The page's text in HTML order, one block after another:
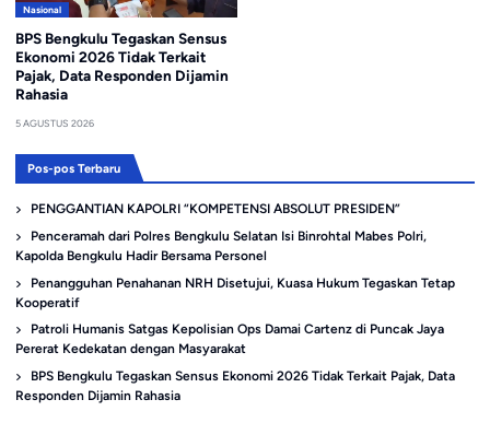
Nasional
BPS Bengkulu Tegaskan Sensus
Ekonomi 2026 Tidak Terkait
Pajak, Data Responden Dijamin
Rahasia
5 AGUSTUS 2026
Pos-pos Terbaru
PENGGANTIAN KAPOLRI “KOMPETENSI ABSOLUT PRESIDEN”
Penceramah dari Polres Bengkulu Selatan Isi Binrohtal Mabes Polri,
Kapolda Bengkulu Hadir Bersama Personel
Penangguhan Penahanan NRH Disetujui, Kuasa Hukum Tegaskan Tetap
Kooperatif
Patroli Humanis Satgas Kepolisian Ops Damai Cartenz di Puncak Jaya
Pererat Kedekatan dengan Masyarakat
BPS Bengkulu Tegaskan Sensus Ekonomi 2026 Tidak Terkait Pajak, Data
Responden Dijamin Rahasia